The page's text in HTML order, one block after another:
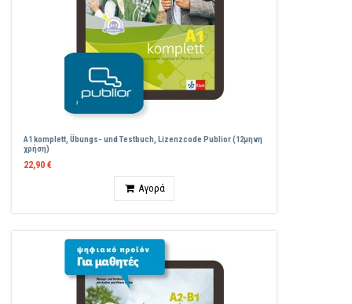
A1 komplett, Übungs- und Testbuch, Lizenzcode Publior (12μηνη
χρήση)
22,90 €
Ποσότητα
Αγορά